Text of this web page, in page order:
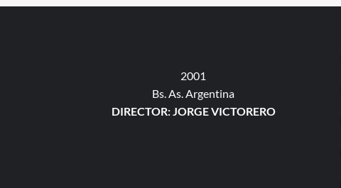
2001
Bs. As. Argentina
DIRECTOR: JORGE VICTORERO